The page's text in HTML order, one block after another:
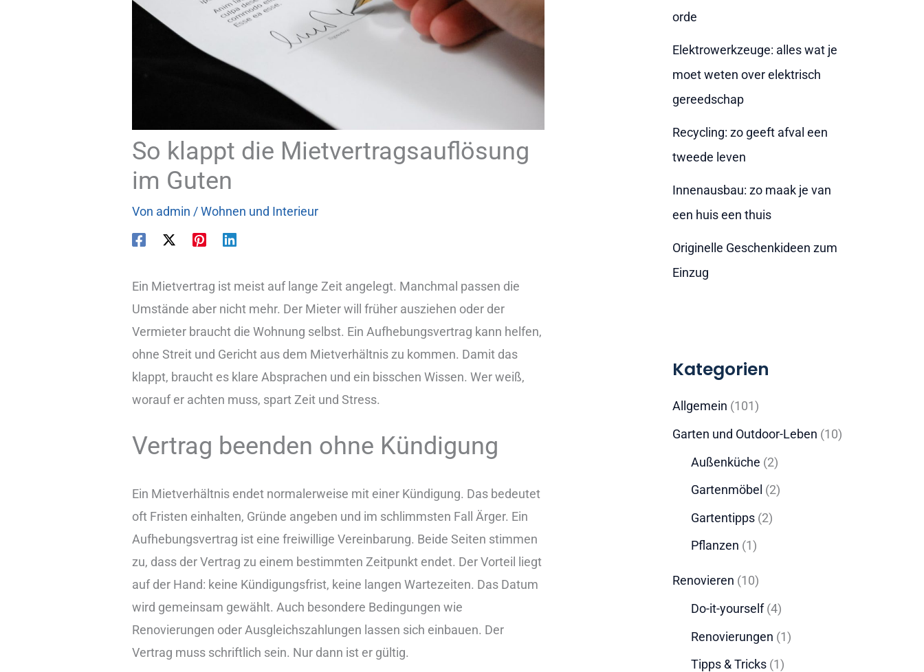
So klappt die Mietvertragsauflösung
im Guten
Von admin /Wohnen und Interieur
Ein Mietvertrag ist meist auf lange Zeit angelegt. Manchmal passen die
Umstände aber nicht mehr. Der Mieter will früher ausziehen oder der
Vermieter braucht die Wohnung selbst. Ein Aufhebungsvertrag kann helfen,
ohne Streit und Gericht aus dem Mietverhältnis zu kommen. Damit das
klappt, braucht es klare Absprachen und ein bisschen Wissen. Wer weiß,
worauf er achten muss, spart Zeit und Stress.
Vertrag beenden ohne Kündigung
Ein Mietverhältnis endet normalerweise mit einer Kündigung. Das bedeutet
oft Fristen einhalten, Gründe angeben und im schlimmsten Fall Ärger. Ein
Aufhebungsvertrag ist eine freiwillige Vereinbarung. Beide Seiten stimmen
zu, dass der Vertrag zu einem bestimmten Zeitpunkt endet. Der Vorteil liegt
auf der Hand: keine Kündigungsfrist, keine langen Wartezeiten. Das Datum
wird gemeinsam gewählt. Auch besondere Bedingungen wie
Renovierungen oder Ausgleichszahlungen lassen sich einbauen. Der
Vertrag muss schriftlich sein. Nur dann ist er gültig.
h
:
orde
Elektrowerkzeuge: alles wat je
moet weten over elektrisch
gereedschap
Recycling: zo geeft afval een
tweede leven
Innenausbau: zo maak je van
een huis een thuis
Originelle Geschenkideen zum
Einzug
Kategorien
Allgemein (101)
Garten und Outdoor-Leben (10)
Außenküche (2)
Gartenmöbel (2)
Gartentipps (2)
Pflanzen (1)
Renovieren (10)
Do-it-yourself(4)
Renovierungen (1)
Tipps & Tricks (1)